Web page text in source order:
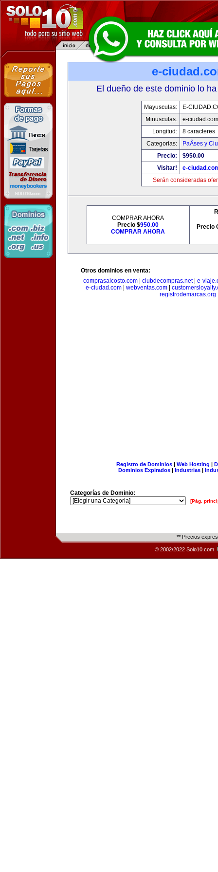
e-
El dueño de este dominio lo
Mayusculas:
E-
Minusculas:
e-ciudad.com
Longitud:
8 caracteres
Categorias:
PaÃ­ses y
Precio:
$950.00
Visitar!
e-
Serán consideradas
COMPRAR AHORA
Precio $950.00
COMPRAR AHORA
Precio
Otros dominios en venta:
comprasalcosto.com
clubdecompras.net| e-
e-ciudad.com| webventas.com|
registrodemarcas.org
Registro de Dominios| Web Hosting |
Dominios Expirados | Industrias |
Categorías de Dominio:
[Pág.
** Precios
© 2002/2022 Solo10.com